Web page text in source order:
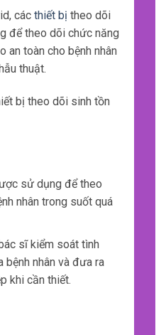
các thiết bị theo dõi
để theo dõi chức năng
an toàn cho bệnh nhân
thuật.
bị theo dõi sinh tồn
sử dụng để theo
nhân trong suốt quá
sĩ kiểm soát tình
bệnh nhân và đưa ra
khi cần thiết.